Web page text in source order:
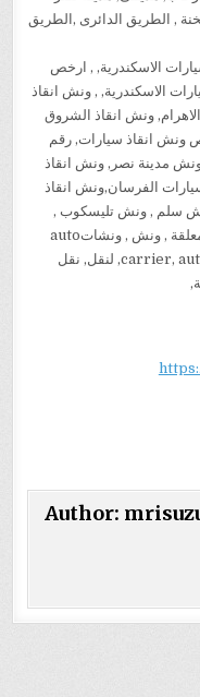
, الطريق الدائرى ,الطريق
الاسكندرية, , ارخص
الاسكندرية, , ونش انقاذ
ونش انقاذ الشروق
ونش انقاذ سيارات, رقم
شبر, ونش مدينة نصر, ونش انقاذ
الفرسان,ونش انقاذ
سلم , ونش تليسكوب ,
ونش مروحة , ونش تعبان , ونش بومة , ونش معلقة , ونش , ونشاتauto
carrier, auto recovery, car carrier, car recovery, لنقل, نقل
Author: